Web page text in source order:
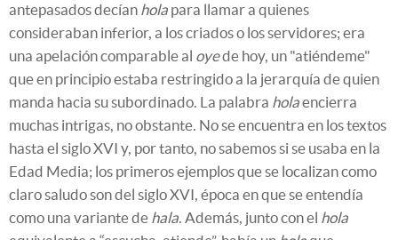
antepasados decían hola para llamar a quienes
consideraban inferior, a los criados o los servidores; era
una apelación comparable al oyede hoy, un "atiéndeme"
que en principio estaba restringido a la jerarquía de quien
manda hacia su subordinado. La palabra holaencierra
muchas intrigas, no obstante. No se encuentra en los textos
hasta el siglo XVI y, por tanto, no sabemos si se usaba en la
Edad Media; los primeros ejemplos que se localizan como
claro saludo son del siglo XVI, época en que se entendía
como una variante de hala. Además, junto con el hola